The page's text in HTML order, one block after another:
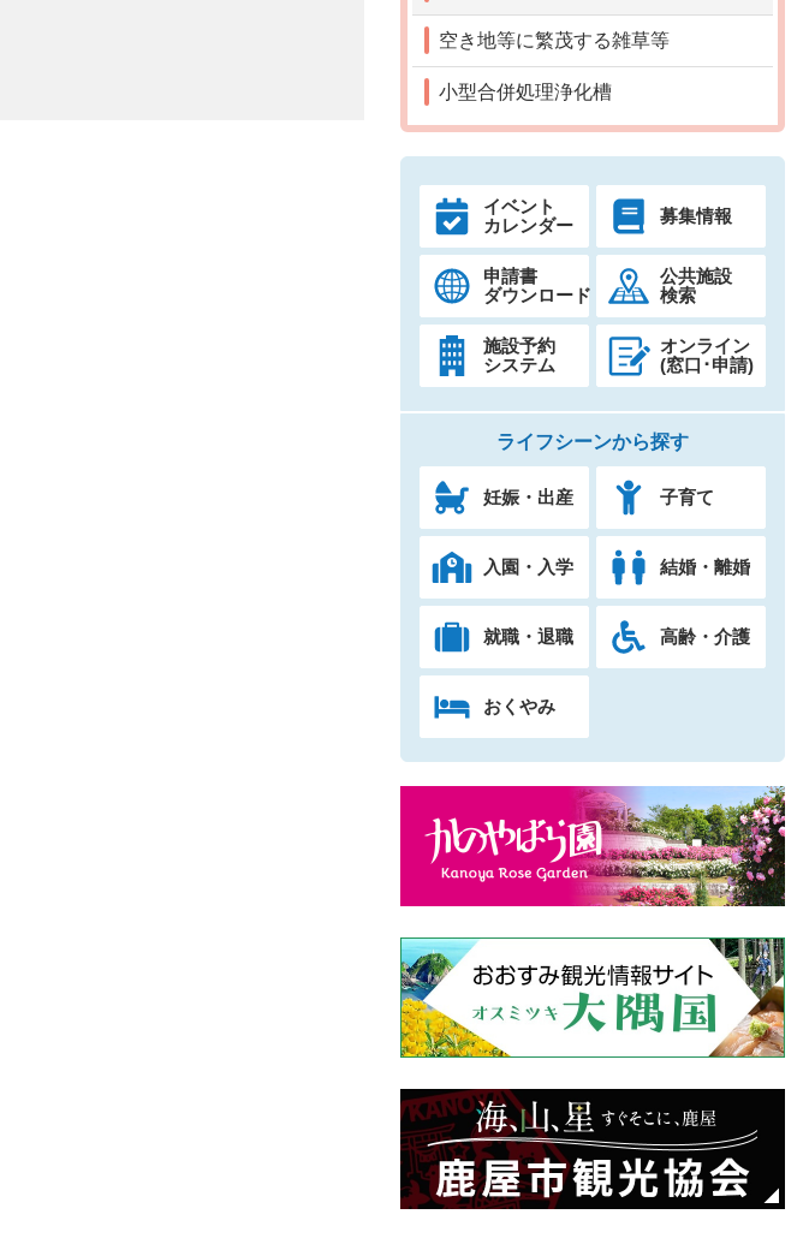
空き地等に繁茂する雑草等
小型合併処理浄化槽
イベント
カレンダー
募集情報
申請書
ダウンロード
公共施設
検索
施設予約
システム
オンライン
(窓口･申請)
ライフシーンから探す
妊娠・出産 子育て
入園・入学 結婚・離婚
就職・退職 高齢・介護
おくやみ